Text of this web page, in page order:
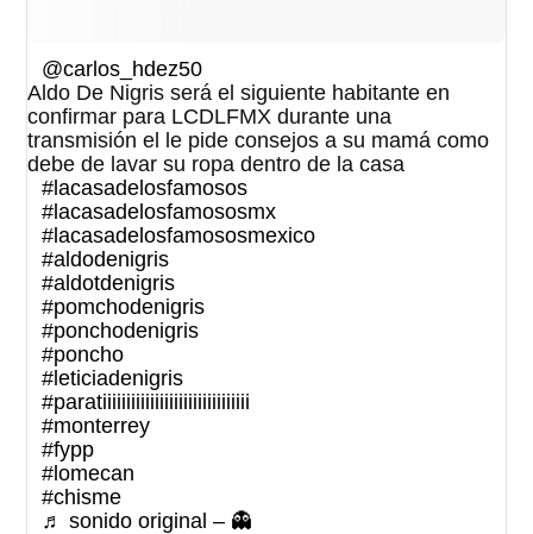
@carlos_hdez50
Aldo De Nigris será el siguiente habitante en
confirmar para LCDLFMX durante una
transmisión el le pide consejos a su mamá como
debe de lavar su ropa dentro de la casa
#lacasadelosfamosos
#lacasadelosfamososmx
#lacasadelosfamososmexico
#aldodenigris
#aldotdenigris
#pomchodenigris
#ponchodenigris
#poncho
#leticiadenigris
#paratiiiiiiiiiiiiiiiiiiiiiiiiiiiiiii
#monterrey
#fypp
#lomecan
#chisme
♬ sonido original – 👻